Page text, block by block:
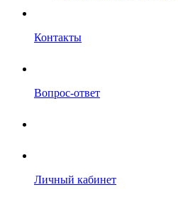
Контакты
Вопрос-ответ
Личный кабинет